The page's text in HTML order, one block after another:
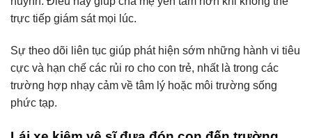
trực tiếp giám sát mọi lúc.
Sự theo dõi liên tục giúp phát hiện sớm những hành vi tiêu
cực và hạn chế các rủi ro cho con trẻ, nhất là trong các
trường hợp nhạy cảm về tâm lý hoặc môi trường sống
phức tạp.